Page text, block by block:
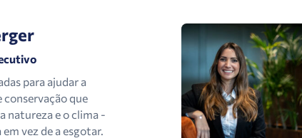
para ajudar a
que
natureza e o clima -
vez de a esgotar.